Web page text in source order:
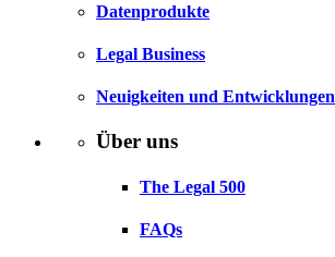
Datenprodukte
Legal Business
Neuigkeiten und Entwicklungen
Über uns
The Legal 500
FAQs